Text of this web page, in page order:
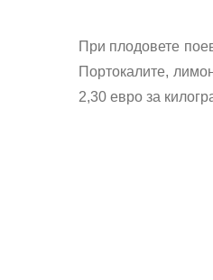
При плодовете
Портокалите,
2,30 евро за